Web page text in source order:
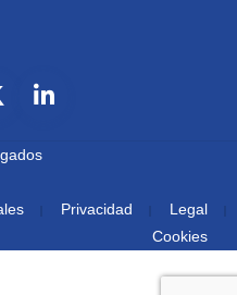
Privacidad
Legal
Cookies